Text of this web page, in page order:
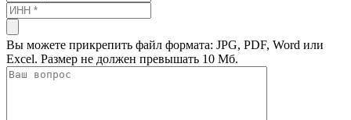
Вы можете прикрепить файл формата: JPG, PDF, Word или
Excel. Размер не должен превышать 10 Мб.